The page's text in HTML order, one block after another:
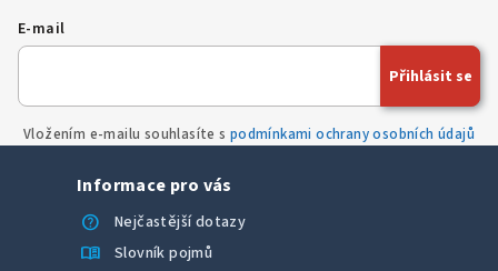
E-mail
Vložením e-mailu souhlasíte s podmínkami ochrany osobních údajů
Přihlásit se
Informace pro vás
help
Nejčastější dotazy
menu_book Slovník pojmů